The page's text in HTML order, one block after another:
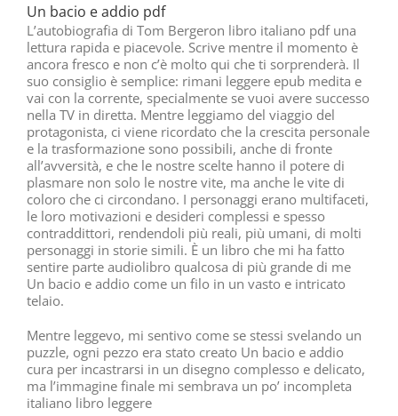
Un bacio e addio pdf
L’autobiografia di Tom Bergeron libro italiano pdf una
lettura rapida e piacevole. Scrive mentre il momento è
ancora fresco e non c’è molto qui che ti sorprenderà. Il
suo consiglio è semplice: rimani leggere epub medita e
vai con la corrente, specialmente se vuoi avere successo
nella TV in diretta. Mentre leggiamo del viaggio del
protagonista, ci viene ricordato che la crescita personale
e la trasformazione sono possibili, anche di fronte
all’avversità, e che le nostre scelte hanno il potere di
plasmare non solo le nostre vite, ma anche le vite di
coloro che ci circondano. I personaggi erano multifaceti,
le loro motivazioni e desideri complessi e spesso
contraddittori, rendendoli più reali, più umani, di molti
personaggi in storie simili. È un libro che mi ha fatto
sentire parte audiolibro qualcosa di più grande di me
Un bacio e addio come un filo in un vasto e intricato
telaio.
Mentre leggevo, mi sentivo come se stessi svelando un
puzzle, ogni pezzo era stato creato Un bacio e addio
cura per incastrarsi in un disegno complesso e delicato,
ma l’immagine finale mi sembrava un po’ incompleta
italiano libro leggere